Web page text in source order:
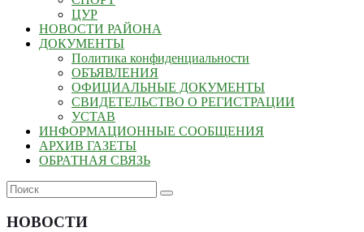
ЦУР
НОВОСТИ РАЙОНА
ДОКУМЕНТЫ
Политика конфиденциальности
ОБЪЯВЛЕНИЯ
ОФИЦИАЛЬНЫЕ ДОКУМЕНТЫ
СВИДЕТЕЛЬСТВО О РЕГИСТРАЦИИ
УСТАВ
ИНФОРМАЦИОННЫЕ СООБЩЕНИЯ
АРХИВ ГАЗЕТЫ
ОБРАТНАЯ СВЯЗЬ
НОВОСТИ